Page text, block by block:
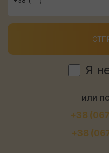
Я
или
+38
+38